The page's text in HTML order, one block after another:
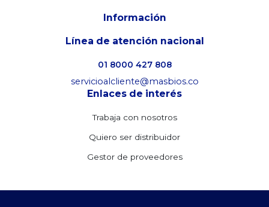
Información
Línea de atención nacional
01 8000 427 808
servicioalcliente@masbios.co
Enlaces de interés
Trabaja con nosotros
Quiero ser distribuidor
Gestor de proveedores